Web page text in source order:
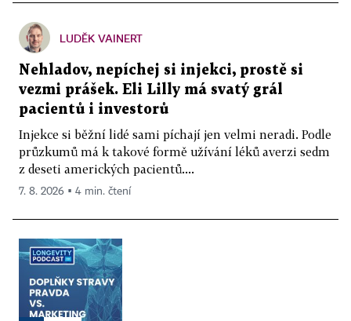
LUDĚK VAINERT
Nehladov, nepíchej si injekci, prostě si
vezmi prášek. Eli Lilly má svatý grál
pacientů i investorů
Injekce si běžní lidé sami píchají jen velmi neradi. Podle
průzkumů má k takové formě užívání léků averzi sedm
z deseti amerických pacientů....
7. 8. 2026 ▪ 4 min. čtení